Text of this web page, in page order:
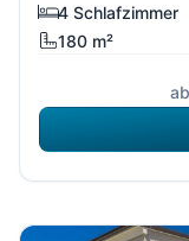
4 Schlafzimmer
180 m²
ab